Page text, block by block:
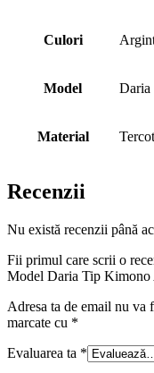
Culori
Model Daria
Material
Recenzii
Nu există recenzii până
Fii primul care scrii o
Model Daria Tip Kimono
Adresa ta de email nu va
marcate cu *
Evaluarea ta *